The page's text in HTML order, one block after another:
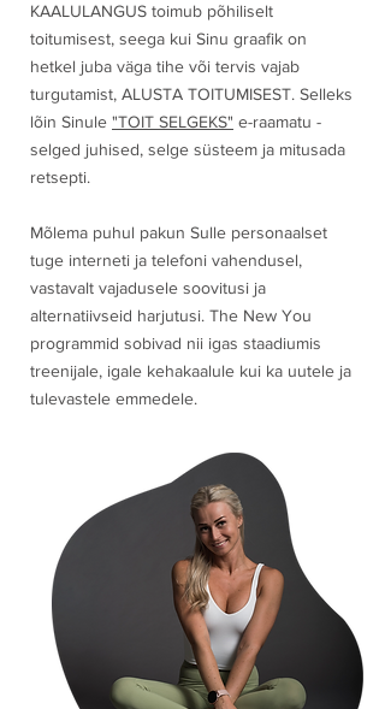
KAALULANGUS toimub põhiliselt
toitumisest, seega kui Sinu graafik on
hetkel juba väga tihe või tervis vajab
turgutamist, ALUSTA TOITUMISEST. Selleks
lõin Sinule "TOIT SELGEKS" e-raamatu -
selged juhised, selge süsteem ja mitusada
retsepti.
Mõlema puhul pakun Sulle personaalset
tuge interneti ja telefoni vahendusel,
vastavalt vajadusele soovitusi ja
alternatiivseid harjutusi. The New You
programmid sobivad nii igas staadiumis
treenijale, igale kehakaalule kui ka uutele ja
tulevastele emmedele.